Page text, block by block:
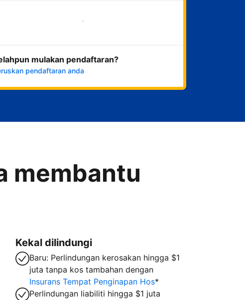
Mulakan sekarang
mulakan pendaftaran?
pendaftaran anda
membantu
Kekal dilindungi
Baru: Perlindungan kerosakan hingga $1
juta tanpa kos tambahan dengan
Insurans Tempat Penginapan Hos*
Perlindungan liabiliti hingga $1 juta